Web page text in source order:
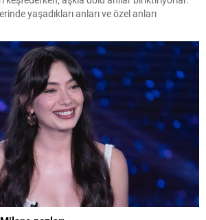
yaşadıkları anları ve özel anları